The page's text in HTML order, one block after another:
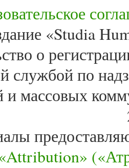
«Studia
о
службой по
и массовых